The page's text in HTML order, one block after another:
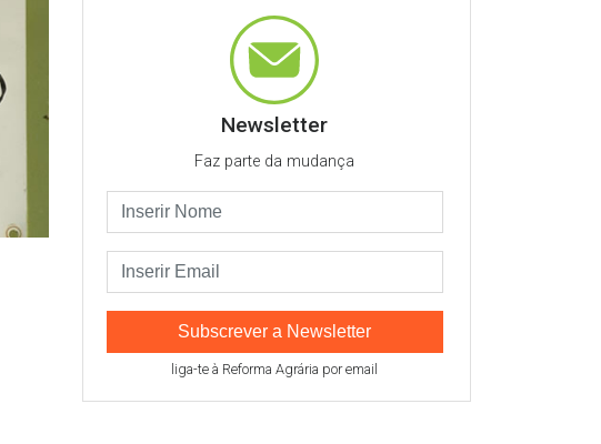
Newsletter
Faz parte da mudança
Subscrever a Newsletter
liga-te à Reforma Agrária por email